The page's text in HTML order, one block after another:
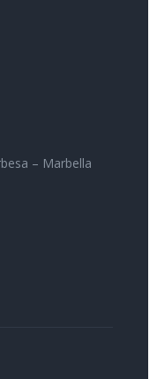
– Marbella